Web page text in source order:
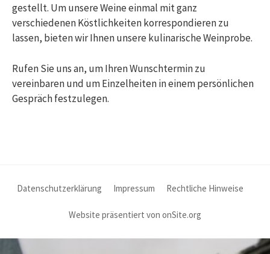
gestellt. Um unsere Weine einmal mit ganz
verschiedenen Köstlichkeiten korrespondieren zu
lassen, bieten wir Ihnen unsere kulinarische Weinprobe.
Rufen Sie uns an, um Ihren Wunschtermin zu
vereinbaren und um Einzelheiten in einem persönlichen
Gespräch festzulegen.
Datenschutzerklärung Impressum Rechtliche Hinweise
Website präsentiert von onSite.org